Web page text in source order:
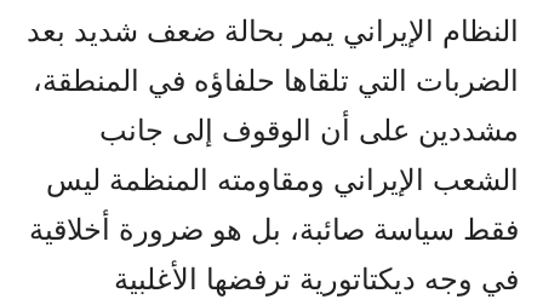
النظام الإيراني يمر بحالة ضعف شديد بعد
الضربات التي تلقاها حلفاؤه في المنطقة،
مشددين على أن الوقوف إلى جانب
الشعب الإيراني ومقاومته المنظمة ليس
فقط سياسة صائبة، بل هو ضرورة أخلاقية
في وجه ديكتاتورية ترفضها الأغلبية